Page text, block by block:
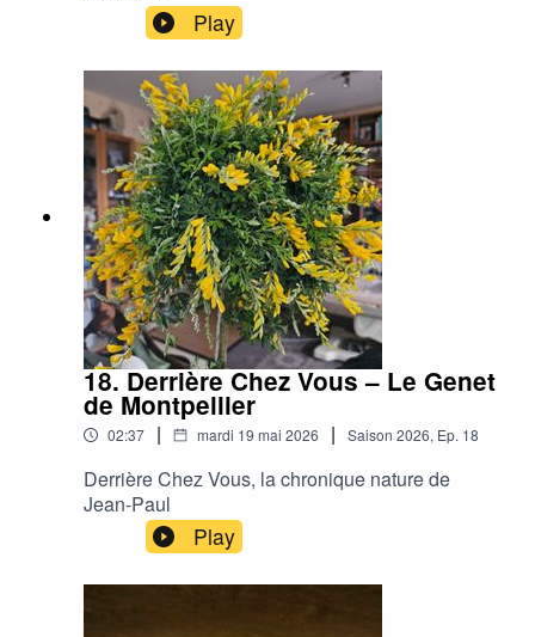
Play
18. Derrière Chez Vous – Le Genet
de Montpellier
02:37 | mardi 19 mai 2026 | Saison 2026, Ep. 18
Derrière Chez Vous, la chronique nature de
Jean-Paul
Play